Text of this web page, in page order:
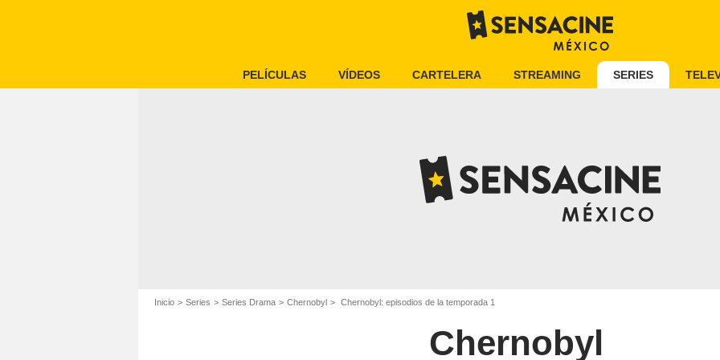
PELÍCULAS VÍDEOS CARTELERA STREAMING SERIES
Inicio Series Series Drama Chernobyl Chernobyl: episodios de la temporada 1
Chernobyl